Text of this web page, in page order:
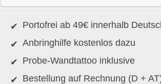
Portofrei ab 49€ innerhalb
Anbringhilfe kostenlos dazu
Probe-Wandtattoo inklusive
Bestellung auf Rechnung (D +